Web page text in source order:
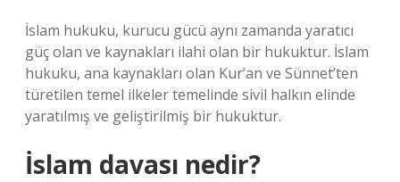
İslam hukuku, kurucu gücü aynı zamanda yaratıcı
güç olan ve kaynakları ilahi olan bir hukuktur. İslam
hukuku, ana kaynakları olan Kur’an ve Sünnet’ten
türetilen temel ilkeler temelinde sivil halkın elinde
yaratılmış ve geliştirilmiş bir hukuktur.
İslam davası nedir?